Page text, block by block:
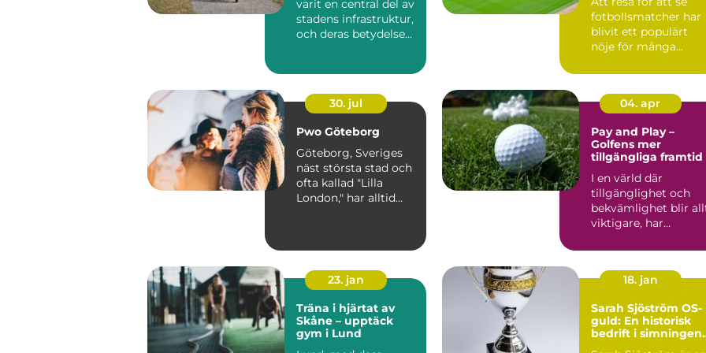
varit en central del av
stadens infrastruktur,
och deras betydelse
fotbollsmatcher har
blivit ett populärt
nöje för många...
30. jul
Pwo Göteborg
Göteborg, Sveriges
näst största stad och
ofta kallad "Lilla
London," har alltid
04. apr
Pay and Play –
Golfens mer
tillgängliga framtid
I en värld där
tillgänglighet och
bekvämlighet blir
viktigare, har
play" fra...
23. jan
Träna i hjärtat av
Skåne – upptäck
gym i Lund
18. jan
Sarah Sjöström OS-
guld: En historisk
bedrift i